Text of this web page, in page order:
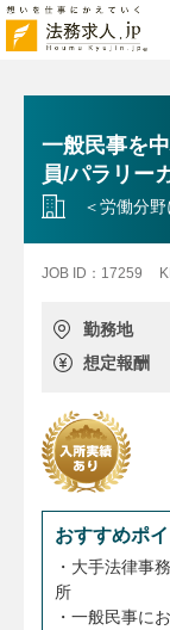
一般民事を
員/パラリー
＜労働分
JOB ID：17259
勤務地
想定報酬
おすすめポ
・大手法律事
所
・一般民事に